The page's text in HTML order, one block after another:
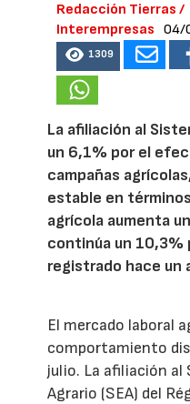
Redacción Tierras /
Interempresas
04/
1309
La afiliación al
un 6,1% por el
campañas
estable en
agrícola aumenta
continúa un 10,3%
registrado hace un
El mercado laboral
comportamiento
julio. La afiliación al
Agrario (SEA) del